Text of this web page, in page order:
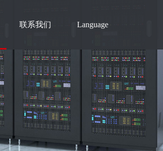
联系我们 Language